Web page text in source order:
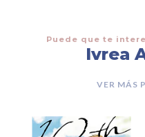
Puede que te
Ivrea
VER MÁS